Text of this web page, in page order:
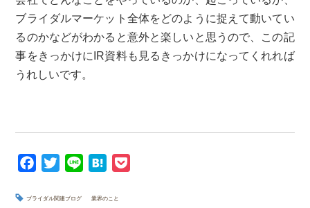
ブライダルマーケット全体をどのように捉えて動いてい
るのかなどがわかると意外と楽しいと思うので、この記
事をきっかけにIR資料も見るきっかけになってくれれば
うれしいです。
c
i
H
t
ブライダル関連ブログ 業界のこと